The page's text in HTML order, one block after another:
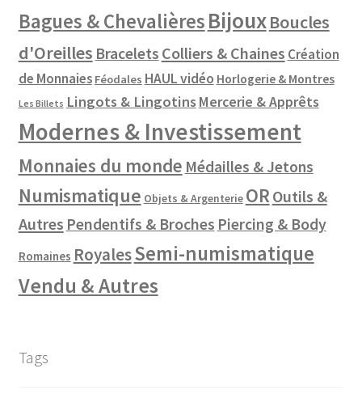
Bagues & ChevalièresBijouxBoucles
d'Oreilles Bracelets Colliers & Chaines Création
de Monnaies Féodales HAUL vidéo Horlogerie & Montres
Les Billets Lingots & Lingotins Mercerie & Apprêts
Modernes & Investissement
Monnaies du monde Médailles & Jetons
Numismatique Objets & Argenterie OR Outils &
Autres Pendentifs & Broches Piercing & Body
Romaines RoyalesSemi-numismatique
Vendu & Autres
Tags